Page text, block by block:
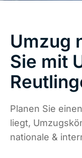
Umzug
Sie mit
Planen Sie
liegt,
nationale &